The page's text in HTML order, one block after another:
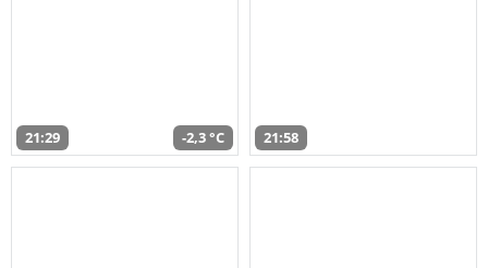
21:29 -2,3 °C 21:58